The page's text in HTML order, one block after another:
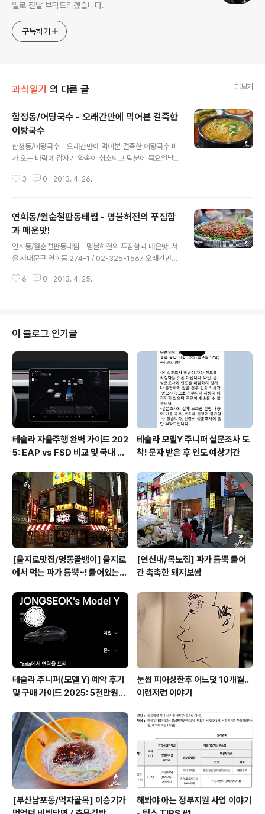
일로 전달 부탁드리겠습니다.
구독하기
과식일기 의 다른 글 더보기
합정동/어탕국수 - 오래간만에 먹어본 걸죽한
어탕국수
합정동/어탕국수 - 오래간만에 먹어본 걸죽한 어탕국수 비
가 오는 바람에 갑자기 약속이 취소되고 덕분에 목요일날
만한 곳이 없을까 고민하다가 어탕국수로 정하고 오래간만
가끔 한번씩 가는 편입니다. 아시는 분들은 알겠지만 행주
산성에 있는 집하고 뭔가 연관이 되어있다고 하는데 맛으
로는 합정동보다는 행주산성어탕국수쪽에 손을 들어주고
싶네요. 다만 좀 덜 북적거리고 그나마 교통편이 좋은곳을
골라야 한다면 당연히 합정동에 있는 집이구요! ▲ 반찬은
3가지만 나오는데.. 행주산성에 있는 곳도 동일하다고 보
3 0 2013. 4. 26.
연희동/월순철판동태찜 - 명불허전의 푸짐함
과 매운맛!
연희동/월순철판동태찜 - 명불허전의 푸짐함과 매운맛! 서
울 서대문구 연희동 274-1 / 02-325-1567 오래간만에
친구들과의 모임에 매운걸 좀 먹어보고자 생각을 하다가
는 좀 불편한 위치에 있기 때문에 요즘들어 잘 안찾아 가는
게 아닌가 싶더라구요. 일단 이집에서 저녁을 먹으면 맥주
나 소주를 한잔하러 택시를 타고 움직여야 하거든요. ▲ 동
태찌개 자리를 잡고 주문을 받으러 오셨는데 일행중 저를
포함해서 두명이 엄청난 숙취에 시달라고 있어서 사실 술
은 커녕 물도 마시기 힘든 상태라서..
6 0 2013. 4. 25.
이 블로그 인기글
테슬라 자율주행 완벽 가이드 202
5: EAP vs FSD 비교 및 국내 사
테슬라 모델Y 주니퍼 설문조사 도
착! 문자 받은 후 인도 예상기간
[을지로맛집/명동골뱅이] 을지로
에서 먹는 파가 듬뿍~! 들어있는
[연신내/목노집] 파가 듬뿍 들어
간 촉촉한 돼지보쌈
테슬라 주니퍼(모델 Y) 예약 후기
및 구매 가이드 2025: 5천만원대
눈썹 피어싱한후 어느덧 10개월..
이런저런 이야기
[부산남포동/먹자골목] 이승기가
해봐야 아는 정부지원 사업 이야기